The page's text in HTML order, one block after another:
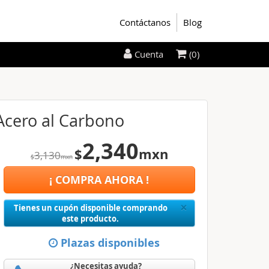
Contáctanos Blog
al Carbono
$3,130mxn $2,340mxn
¡ COMPRA AHORA !
×Close
Tienes un cupón disponible comprando
este producto.
Plazas disponibles
¿Necesitas ayuda?
Cuenta (0)